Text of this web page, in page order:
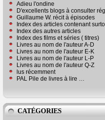
Adieu l'ondine
D'excellents blogs à consulter
Guillaume W. récit à épisodes
Index des articles contenant
Index des autres articles
Index des films et séries ( titres)
Livres au nom de l'auteur A-D
Livres au nom de l'auteur E-K
Livres au nom de l'auteur L-P
Livres au nom de l'auteur Q-Z
lus récemment
PAL Pile de livres à lire …
CATÉGORIES